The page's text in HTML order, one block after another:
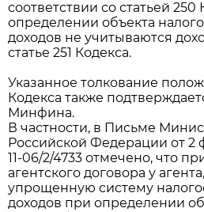
соответствии со статьей 250
определении объекта
доходов не учитываются
статье 251 Кодекса.
Указанное толкование
Кодекса также
Минфина.
В частности, в Письме
Российской Федерации от 2
11-06/2/4733 отмечено, что
агентского договора у
упрощенную систему
доходов при определении